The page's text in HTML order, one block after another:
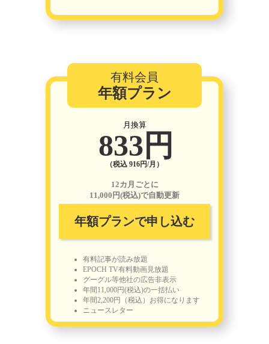
有料会員
年額プラン
月換算
833円
（税込 916円/月）
12カ月ごとに
11,000円(税込)で自動更新
年額プランで申し込む
有料記事が読み放題
EPOCH TV有料動画見放題
グーグル等他社の広告非表示
年間11,000円(税込)の一括払い
年間2,200円（税込）お得になります
ニュースレター